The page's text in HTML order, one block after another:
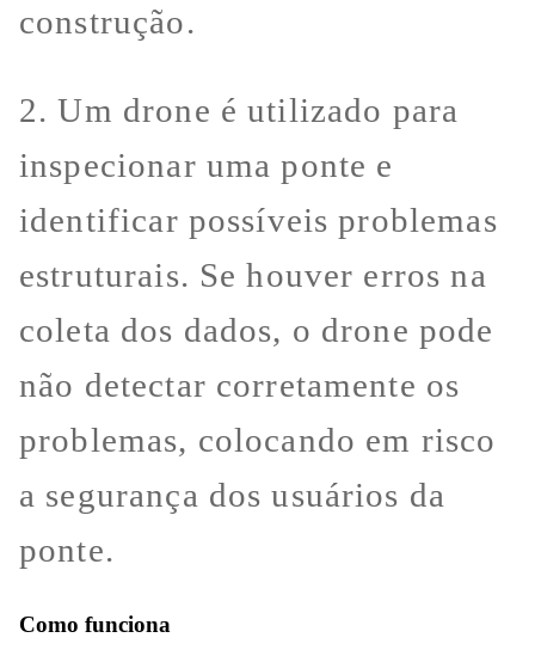
construção.
2. Um drone é utilizado para
inspecionar uma ponte e
identificar possíveis problemas
estruturais. Se houver erros na
coleta dos dados, o drone pode
não detectar corretamente os
problemas, colocando em risco
a segurança dos usuários da
ponte.
Como funciona